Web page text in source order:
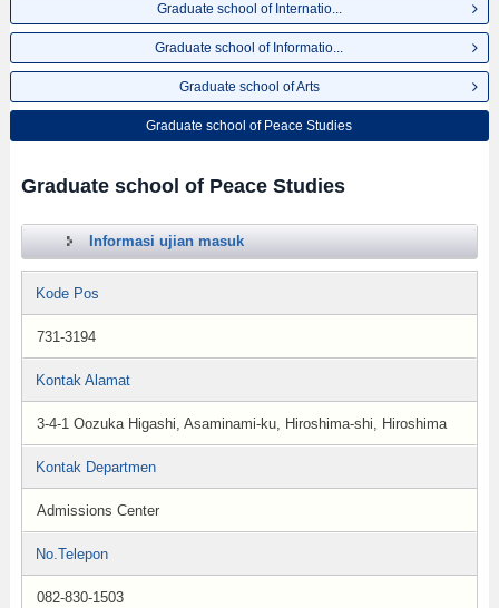
Graduate school of Internatio...
Graduate school of Informatio...
Graduate school of Arts
Graduate school of Peace Studies
Graduate school of Peace Studies
Informasi ujian masuk
Kode Pos
731-3194
Kontak Alamat
3-4-1 Oozuka Higashi, Asaminami-ku, Hiroshima-shi, Hiroshima
Kontak Departmen
Admissions Center
No.Telepon
082-830-1503